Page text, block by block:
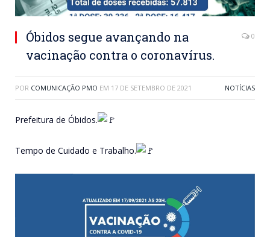
Óbidos segue avançando na
vacinação contra o coronavírus.
0
POR COMUNICAÇÃO PMO EM 17 DE SETEMBRO DE 2021 NOTÍCIAS
Prefeitura de Óbidos.
Tempo de Cuidado e Trabalho.